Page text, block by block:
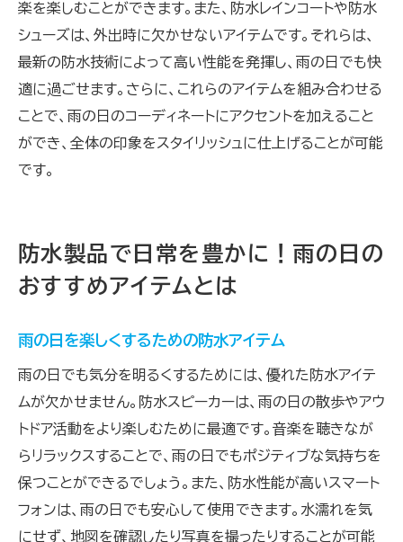
楽を楽しむことができます。また、防水レインコートや防水
シューズは、外出時に欠かせないアイテムです。それらは、
最新の防水技術によって高い性能を発揮し、雨の日でも快
適に過ごせます。さらに、これらのアイテムを組み合わせる
ことで、雨の日のコーディネートにアクセントを加えること
ができ、全体の印象をスタイリッシュに仕上げることが可能
です。
防水製品で日常を豊かに！雨の日の
おすすめアイテムとは
雨の日を楽しくするための防水アイテム
雨の日でも気分を明るくするためには、優れた防水アイテ
ムが欠かせません。防水スピーカーは、雨の日の散歩やアウ
トドア活動をより楽しむために最適です。音楽を聴きなが
らリラックスすることで、雨の日でもポジティブな気持ちを
保つことができるでしょう。また、防水性能が高いスマート
フォンは、雨の日でも安心して使用できます。水濡れを気
にせず、地図を確認したり写真を撮ったりすることが可能